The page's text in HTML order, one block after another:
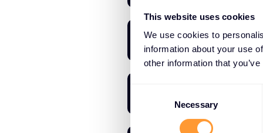
This website uses cookies
We use cookies to
information about your use
other information that
Necessary
NextGen